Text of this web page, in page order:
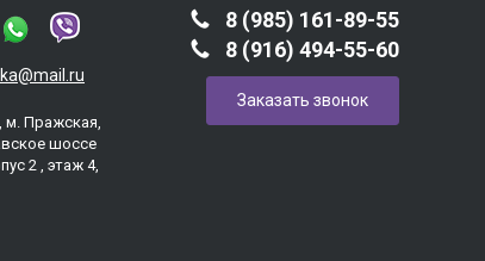
м. Пражская,
шоссе
2 , этаж 4,
8 (985) 161-89-55
8 (916) 494-55-60
Заказать звонок